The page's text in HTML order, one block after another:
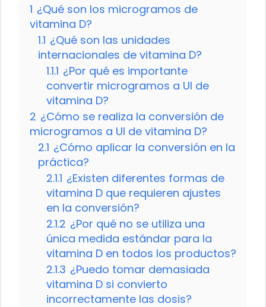
1 ¿Qué son los microgramos de
vitamina D?
1.1 ¿Qué son las unidades
internacionales de vitamina D?
1.1.1 ¿Por qué es importante
convertir microgramos a UI de
vitamina D?
2 ¿Cómo se realiza la conversión de
microgramos a UI de vitamina D?
2.1 ¿Cómo aplicar la conversión en la
práctica?
2.1.1 ¿Existen diferentes formas de
vitamina D que requieren ajustes
en la conversión?
2.1.2 ¿Por qué no se utiliza una
única medida estándar para la
vitamina D en todos los productos?
2.1.3 ¿Puedo tomar demasiada
vitamina D si convierto
incorrectamente las dosis?